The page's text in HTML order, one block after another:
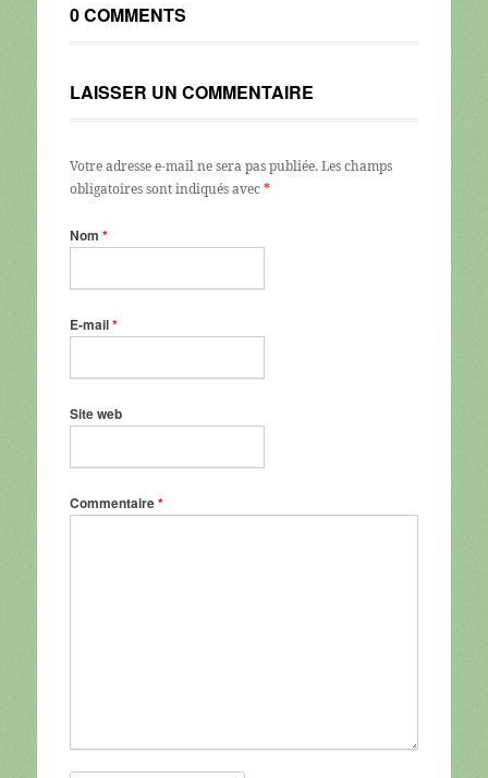
0 COMMENTS
LAISSER UN COMMENTAIRE
Votre adresse e-mail ne sera pas publiée. Les champs
obligatoires sont indiqués avec*
Nom *
E-mail*
Site web
Commentaire*